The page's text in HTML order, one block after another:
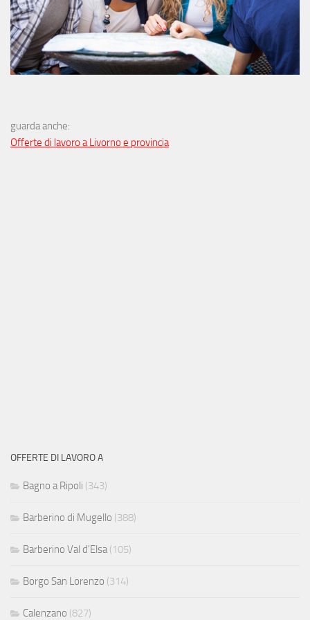
guarda anche:
Offerte di lavoro a Livorno e provincia
OFFERTE DI LAVORO A
Bagno a Ripoli (343)
Barberino di Mugello (388)
Barberino Val d'Elsa(105)
Borgo San Lorenzo (314)
Calenzano (827)